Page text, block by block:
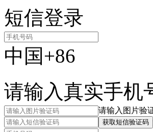
短信登录
中国+86
请输入真实手机
请输入图片验
获取短信验证码